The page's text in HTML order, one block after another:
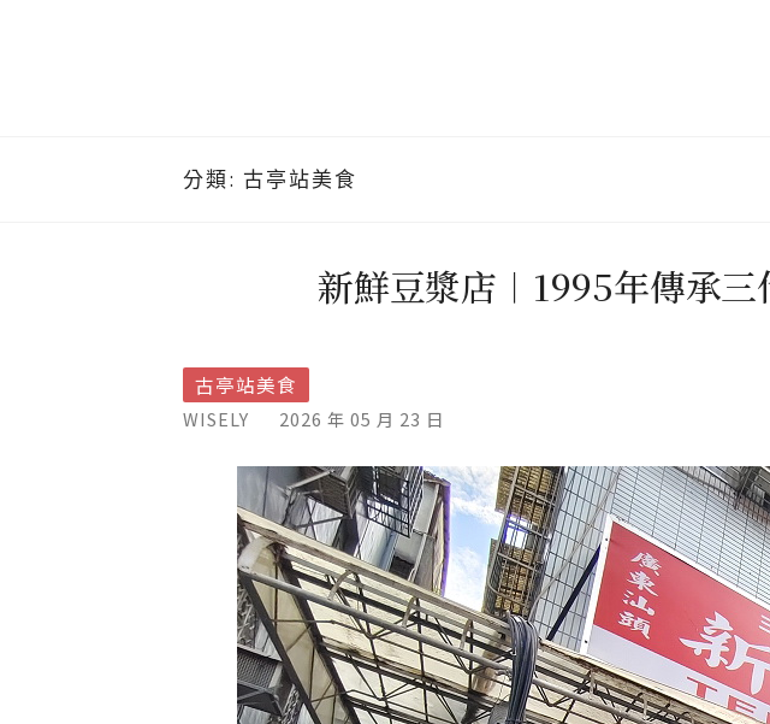
分類: 古亭站美食
新鮮豆漿店︱1995年傳承
古亭站美食
WISELY 2026 年 05 月 23 日